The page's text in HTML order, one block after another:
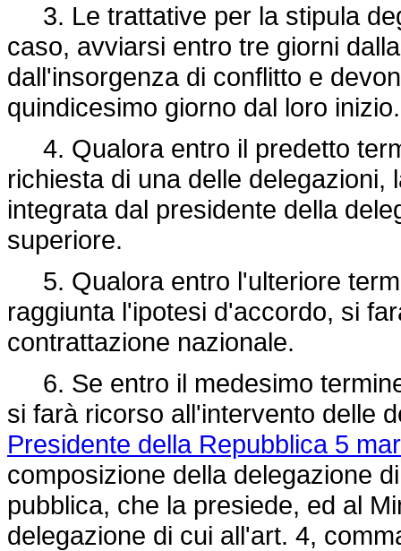
3. Le trattative per la stipula
caso, avviarsi entro tre giorni
dall'insorgenza di conflitto e
quindicesimo giorno dal loro inizio.
4. Qualora entro il predetto
richiesta di una delle
integrata dal presidente della
superiore.
5. Qualora entro l'ulteriore
raggiunta l'ipotesi d'accordo, si
contrattazione nazionale.
6. Se entro il medesimo
si farà ricorso all'intervento delle
Presidente della Repubblica 5
composizione della delegazione
pubblica, che la presiede, ed al
delegazione di cui all'art. 4,